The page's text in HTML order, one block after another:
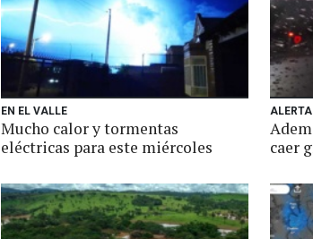
EN EL VALLE
Mucho calor y tormentas
eléctricas para este miércoles
caer